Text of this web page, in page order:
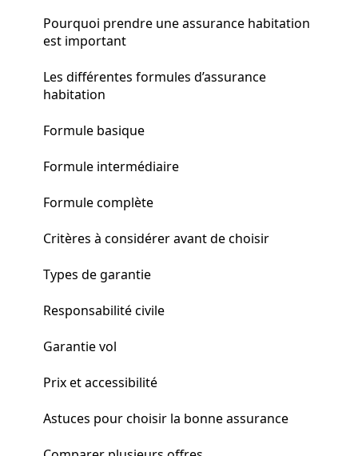
Pourquoi prendre une assurance habitation
est important
Les différentes formules d’assurance
habitation
Formule basique
Formule intermédiaire
Formule complète
Critères à considérer avant de choisir
Types de garantie
Responsabilité civile
Garantie vol
Prix et accessibilité
Astuces pour choisir la bonne assurance